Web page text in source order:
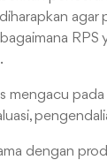
agar
RPS
mengacu
dengan